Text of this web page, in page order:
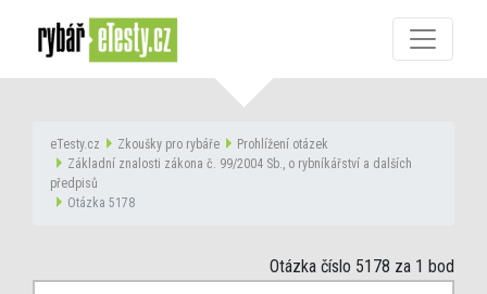
eTesty.cz Zkoušky pro rybáře
Prohlížení otázek
Základní znalosti zákona č. 99/2004 Sb., o rybníkářství a dalších
předpisů
Otázka 5178
Otázka číslo 5178 za 1 bod